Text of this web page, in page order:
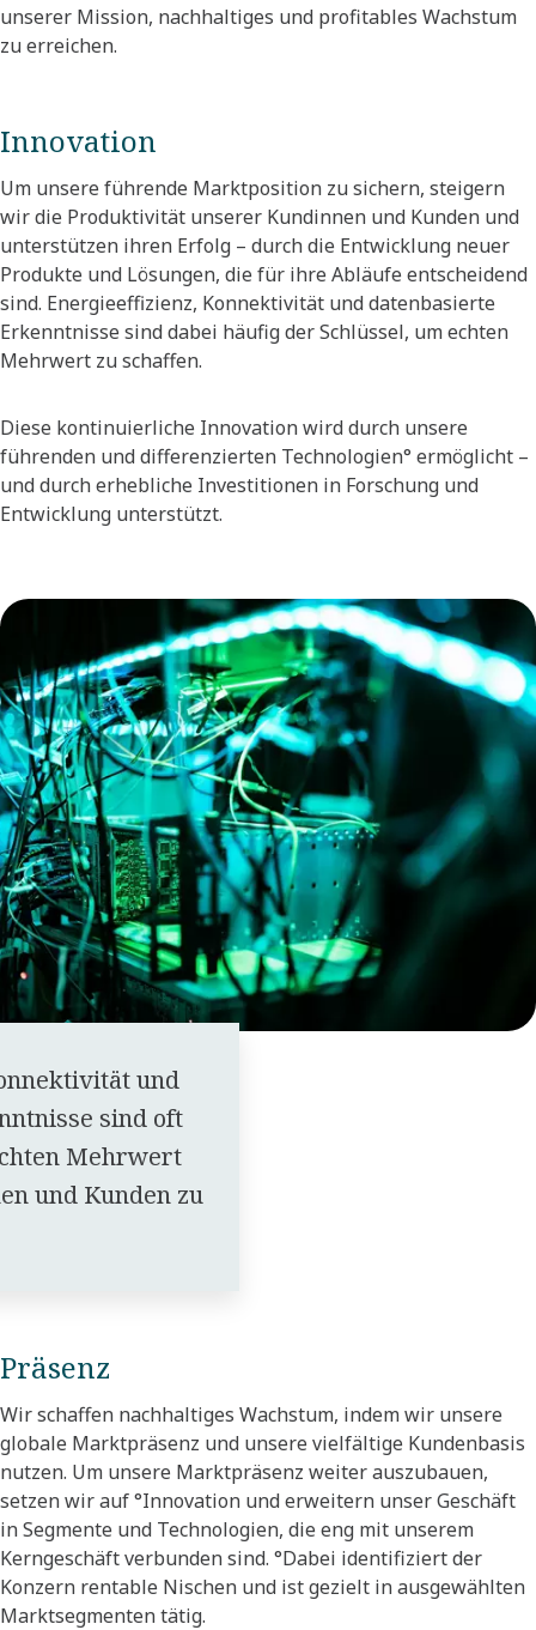
unserer Mission, nachhaltiges und profitables Wachstum
zu erreichen.
Innovation
Um unsere führende Marktposition zu sichern, steigern
wir die Produktivität unserer Kundinnen und Kunden und
unterstützen ihren Erfolg – durch die Entwicklung neuer
Produkte und Lösungen, die für ihre Abläufe entscheidend
sind. Energieeffizienz, Konnektivität und datenbasierte
Erkenntnisse sind dabei häufig der Schlüssel, um echten
Mehrwert zu schaffen.​
Diese kontinuierliche Innovation wird durch unsere
führenden und differenzierten Technologien° ermöglicht –
und durch erhebliche Investitionen in Forschung und
Entwicklung unterstützt.
und
sind oft
Mehrwert
und Kunden zu
Präsenz
Wir schaffen nachhaltiges Wachstum, indem wir unsere
globale Marktpräsenz und unsere vielfältige Kundenbasis
nutzen. Um unsere Marktpräsenz weiter auszubauen,
setzen wir auf °Innovation und erweitern unser Geschäft
in Segmente und Technologien, die eng mit unserem
Kerngeschäft verbunden sind. °Dabei identifiziert der
Konzern rentable Nischen und ist gezielt in ausgewählten
Marktsegmenten tätig.